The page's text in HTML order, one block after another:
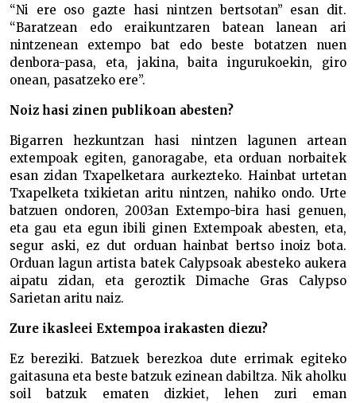
“Ni ere oso gazte hasi nintzen bertsotan” esan dit.
“Baratzean edo eraikuntzaren batean lanean ari
nintzenean extempo bat edo beste botatzen nuen
denbora-pasa, eta, jakina, baita ingurukoekin, giro
onean, pasatzeko ere”.
Noiz hasi zinen publikoan abesten?
Bigarren hezkuntzan hasi nintzen lagunen artean
extempoak egiten, ganoragabe, eta orduan norbaitek
esan zidan Txapelketara aurkezteko. Hainbat urtetan
Txapelketa txikietan aritu nintzen, nahiko ondo. Urte
batzuen ondoren, 2003an Extempo-bira hasi genuen,
eta gau eta egun ibili ginen Extempoak abesten, eta,
segur aski, ez dut orduan hainbat bertso inoiz bota.
Orduan lagun artista batek Calypsoak abesteko aukera
aipatu zidan, eta geroztik Dimache Gras Calypso
Sarietan aritu naiz.
Zure ikasleei Extempoa irakasten diezu?
Ez bereziki. Batzuek berezkoa dute errimak egiteko
gaitasuna eta beste batzuk ezinean dabiltza. Nik aholku
soil batzuk ematen dizkiet, lehen zuri eman